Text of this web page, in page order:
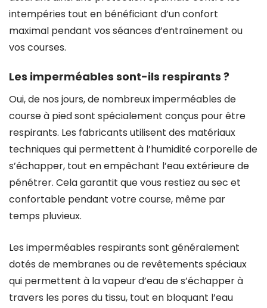
intempéries tout en bénéficiant d’un confort
maximal pendant vos séances d’entraînement ou
vos courses.
Les imperméables sont-ils respirants ?
Oui, de nos jours, de nombreux imperméables de
course à pied sont spécialement conçus pour être
respirants. Les fabricants utilisent des matériaux
techniques qui permettent à l’humidité corporelle de
s’échapper, tout en empêchant l’eau extérieure de
pénétrer. Cela garantit que vous restiez au sec et
confortable pendant votre course, même par
temps pluvieux.
Les imperméables respirants sont généralement
dotés de membranes ou de revêtements spéciaux
qui permettent à la vapeur d’eau de s’échapper à
travers les pores du tissu, tout en bloquant l’eau